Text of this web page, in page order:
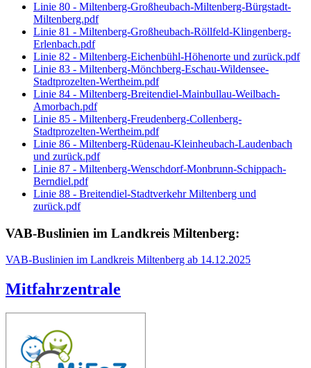
Linie 80 - Miltenberg-Großheubach-Miltenberg-Bürgstadt-
Miltenberg.pdf
Linie 81 - Miltenberg-Großheubach-Röllfeld-Klingenberg-
Erlenbach.pdf
Linie 82 - Miltenberg-Eichenbühl-Höhenorte und zurück.pdf
Linie 83 - Miltenberg-Mönchberg-Eschau-Wildensee-
Stadtprozelten-Wertheim.pdf
Linie 84 - Miltenberg-Breitendiel-Mainbullau-Weilbach-
Amorbach.pdf
Linie 85 - Miltenberg-Freudenberg-Collenberg-
Stadtprozelten-Wertheim.pdf
Linie 86 - Miltenberg-Rüdenau-Kleinheubach-Laudenbach
und zurück.pdf
Linie 87 - Miltenberg-Wenschdorf-Monbrunn-Schippach-
Berndiel.pdf
Linie 88 - Breitendiel-Stadtverkehr Miltenberg und
zurück.pdf
VAB-Buslinien im Landkreis Miltenberg:
VAB-Buslinien im Landkreis Miltenberg ab 14.12.2025
Mitfahrzentrale